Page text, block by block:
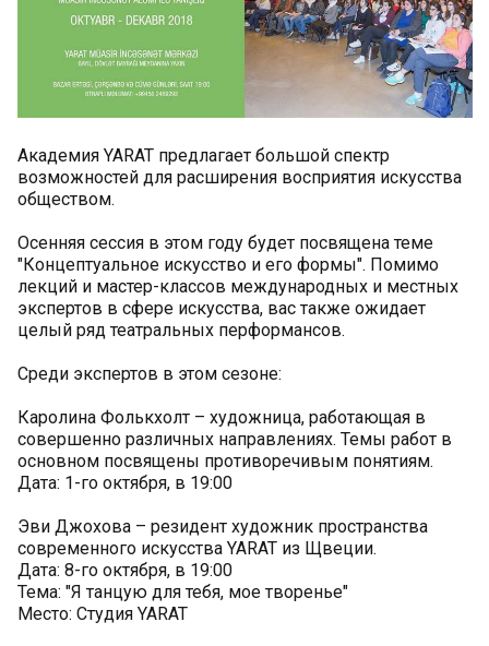
Академия YARAT предлагает большой спектр
возможностей для расширения восприятия искусства
обществом.
Осенняя сессия в этом году будет посвящена теме
"Концептуальное искусство и его формы". Помимо
лекций и мастер-классов международных и местных
экспертов в сфере искусства, вас также ожидает
целый ряд театральных перформансов.
Среди экспертов в этом сезоне:
Каролина Фолькхолт – художница, работающая в
совершенно различных направлениях. Темы работ в
основном посвящены противоречивым понятиям.
Дата: 1-го октября, в 19:00
Эви Джохова – резидент художник пространства
современного искусства YARAT из Щвеции.
Дата: 8-го октября, в 19:00
Тема: "Я танцую для тебя, мое творенье"
Место: Студия YARAT